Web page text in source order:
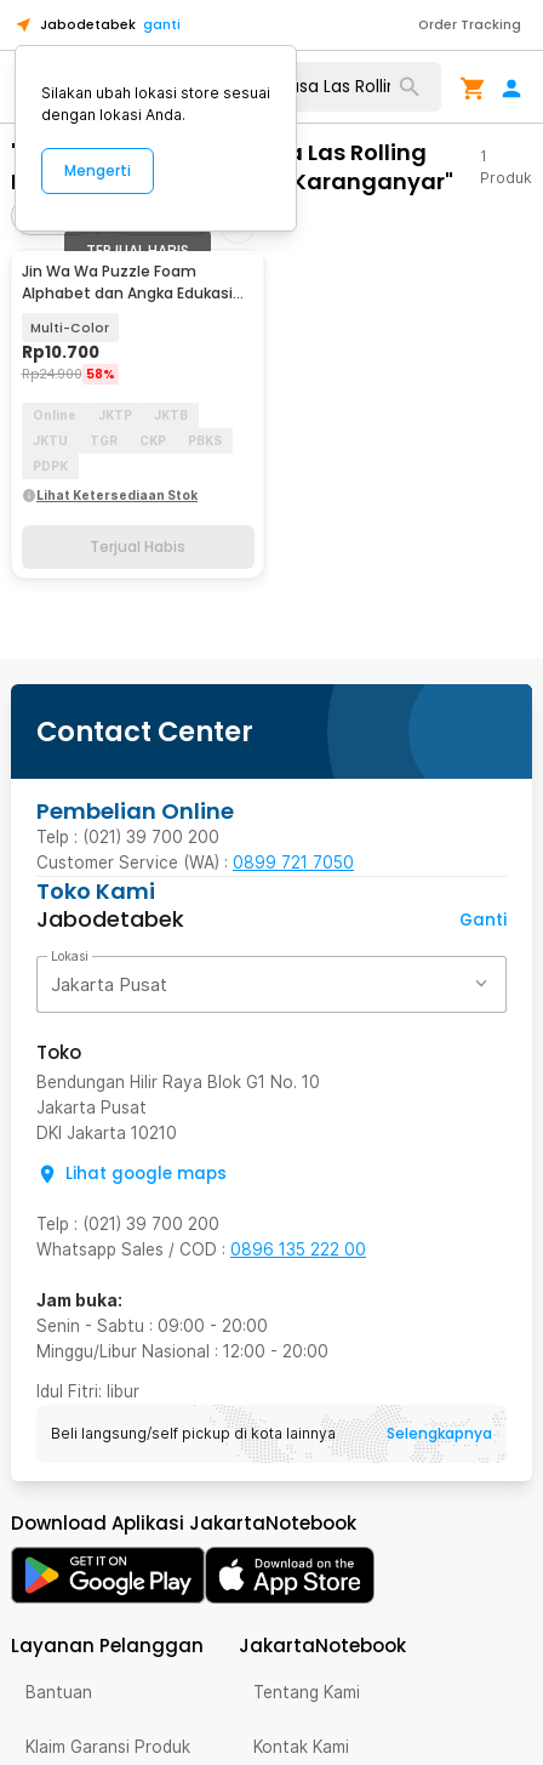
Jabodetabek ganti Order Tracking
"WA 0859 3970 0884 Jasa Las Rolling
Door Henderson Matesih Karanganyar"
1
Produk
TERJUAL HABIS
Jin Wa Wa Puzzle Foam
Alphabet dan Angka Edukasi
Multi-Color
Rp10.700
Rp24.900 58%
Online JKTP
JKTB
JKTU
TGR CKP
PBKS
PDPK
Lihat Ketersediaan Stok
Terjual Habis
Contact Center
Pembelian Online
Telp : (021) 39 700 200
Customer Service (WA) : 0899 721 7050
Toko Kami
Jabodetabek
Ganti
Lokasi
Jakarta Pusat
Toko
Bendungan Hilir Raya Blok G1 No. 10
Jakarta Pusat
DKI Jakarta 10210
Lihat google maps
Telp : (021) 39 700 200
Whatsapp Sales / COD : 0896 135 222 00
Jam buka:
Senin - Sabtu : 09:00 - 20:00
Minggu/Libur Nasional : 12:00 - 20:00
Idul Fitri: libur
Beli langsung/self pickup di kota lainnya Selengkapnya
Download Aplikasi JakartaNotebook
Layanan Pelanggan
Bantuan
Klaim Garansi Produk
JakartaNotebook
Tentang Kami
Kontak Kami
Silakan ubah lokasi store sesuai
dengan lokasi Anda.
Mengerti